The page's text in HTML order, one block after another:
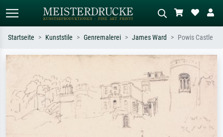
Standardsuche KI-Bildersuche
Suchen Sie nach Künstlern, Werktiteln
oder Stilen – z.B. Monet,
Sternennacht, Impressionismus, Welle
Hokusai, Akt.
Beschreiben Sie die Szene – z.B. Grüne
Wiese, Abstrakt mit viel Rot, Dunkles
Ölgemälde, Stehender Akt neben einem
Startseite Kunststile Genremalerei James Ward Powis Castle